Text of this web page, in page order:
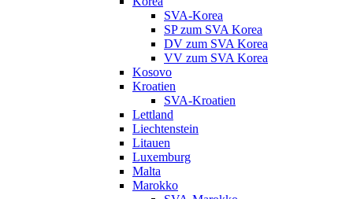
SVA-Korea
SP zum SVA Korea
DV zum SVA Korea
VV zum SVA Korea
Kosovo
Kroatien
SVA-Kroatien
Lettland
Liechtenstein
Litauen
Luxemburg
Malta
Marokko